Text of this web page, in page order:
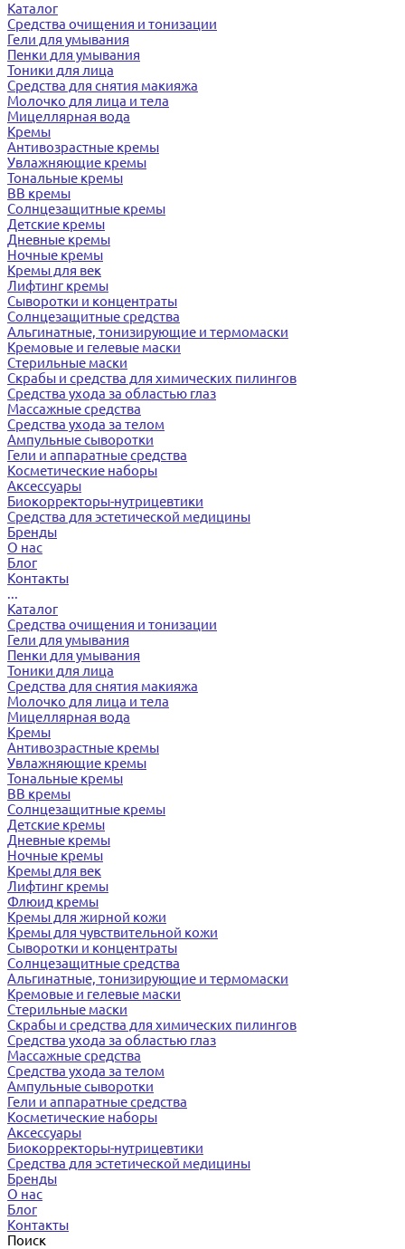
Каталог
Средства очищения и тонизации
Гели для умывания
Пенки для умывания
Тоники для лица
Средства для снятия макияжа
Молочко для лица и тела
Мицеллярная вода
Кремы
Антивозрастные кремы
Увлажняющие кремы
Тональные кремы
BB кремы
Солнцезащитные кремы
Детские кремы
Дневные кремы
Ночные кремы
Кремы для век
Лифтинг кремы
Сыворотки и концентраты
Солнцезащитные средства
Альгинатные, тонизирующие и термомаски
Кремовые и гелевые маски
Стерильные маски
Скрабы и средства для химических пилингов
Средства ухода за областью глаз
Массажные средства
Средства ухода за телом
Ампульные сыворотки
Гели и аппаратные средства
Косметические наборы
Аксессуары
Биокорректоры-нутрицевтики
Средства для эстетической медицины
Бренды
О нас
Блог
Контакты
...
Каталог
Средства очищения и тонизации
Гели для умывания
Пенки для умывания
Тоники для лица
Средства для снятия макияжа
Молочко для лица и тела
Мицеллярная вода
Кремы
Антивозрастные кремы
Увлажняющие кремы
Тональные кремы
BB кремы
Солнцезащитные кремы
Детские кремы
Дневные кремы
Ночные кремы
Кремы для век
Лифтинг кремы
Флюид кремы
Кремы для жирной кожи
Кремы для чувствительной кожи
Сыворотки и концентраты
Солнцезащитные средства
Альгинатные, тонизирующие и термомаски
Кремовые и гелевые маски
Стерильные маски
Скрабы и средства для химических пилингов
Средства ухода за областью глаз
Массажные средства
Средства ухода за телом
Ампульные сыворотки
Гели и аппаратные средства
Косметические наборы
Аксессуары
Биокорректоры-нутрицевтики
Средства для эстетической медицины
Бренды
О нас
Блог
Контакты
Поиск